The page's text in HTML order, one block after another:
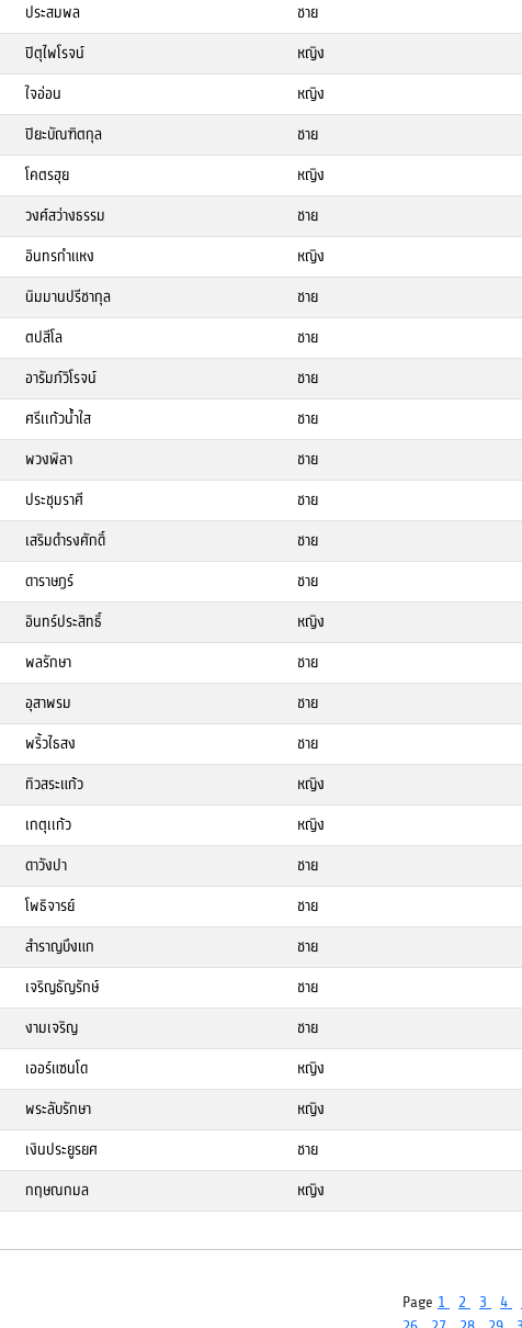
ประสมพล ชาย
ปิตุไพโรจน์ หญิง
ใจอ่อน หญิง
ปิยะบัณฑิตกุล ชาย
โคตรฮุย หญิง
วงศ์สว่างธรรม ชาย
อินทรกำแหง หญิง
นิมมานปรีชากุล ชาย
ตปสีโล ชาย
อารัมภ์วิโรจน์ ชาย
ศรีเเก้วน้ำใส ชาย
พวงพิลา ชาย
ประชุมราศี ชาย
เสริมดำรงศักดิ์ ชาย
ดาราษฎร์ ชาย
อินทร์ประสิทธิ์ หญิง
พลรักษา ชาย
อุสาพรม ชาย
พริ้วไธสง ชาย
ทิวสระแก้ว หญิง
เกตุเเก้ว หญิง
ดาวังปา ชาย
โพธิจารย์ ชาย
สำราญบึงแก ชาย
เจริญธัญรักษ์ ชาย
งามเจริญ ชาย
เออร์แซนโด หญิง
พระลับรักษา หญิง
เงินประยูรยศ ชาย
กฤษณกมล หญิง
Page 1 2 3 4